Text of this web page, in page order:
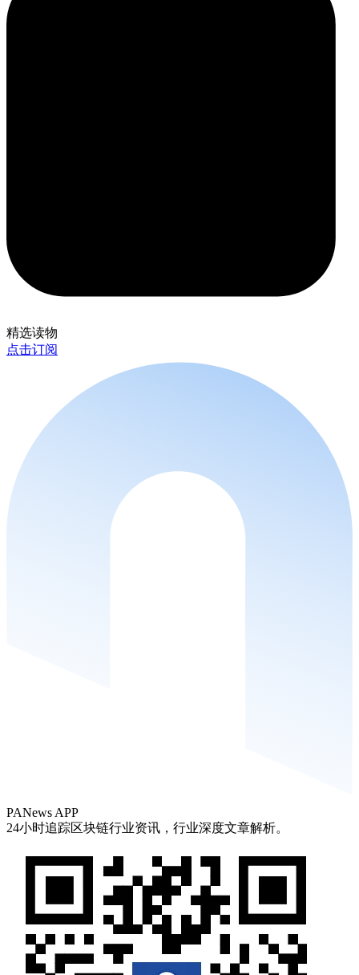
精选读物
点击订阅
PANews APP
24小时追踪区块链行业资讯，行业深度文章解析。